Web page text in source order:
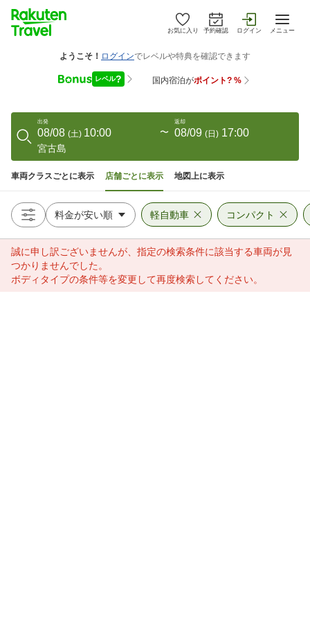
お気に入り 予約確認 ログイン メニュー
出発
08/08 (土) 10:00 〜
返却
08/09 (日 ) 17:00
宮古島
車両クラスごとに表示 店舗ごとに表示 地図上に表示
軽自動車 コンパクト
誠に申し訳ございませんが、指定の検索条件に該当する車両が見
つかりませんでした。
ボディタイプの条件等を変更して再度検索してください。